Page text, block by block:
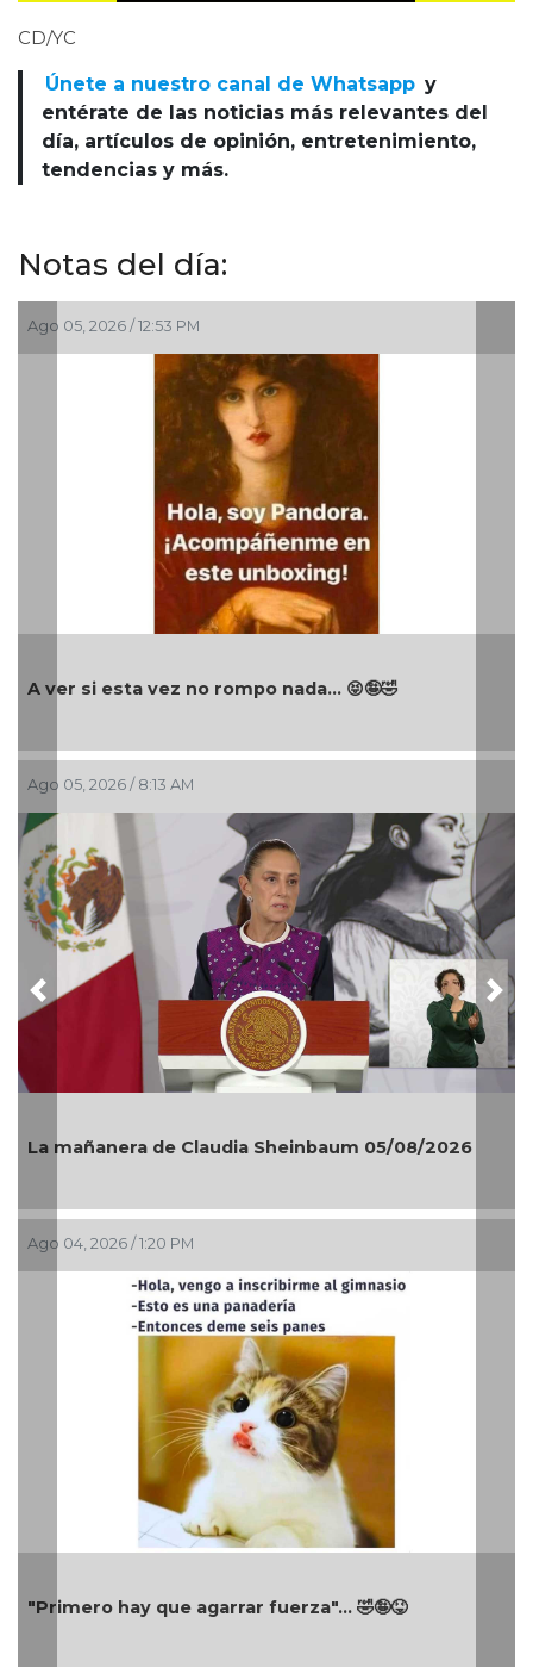
CD/YC
Únete a nuestro canal de Whatsapp y
entérate de las noticias más relevantes del
día, artículos de opinión, entretenimiento,
tendencias y más.
Notas del día:
Ago 05, 2026 / 12:53 PM
A ver si esta vez no rompo nada... 😝🤪🤣
Ago 05, 2026 / 8:13 AM
La mañanera de Claudia Sheinbaum 05/08/2026
Ago 04, 2026 / 1:20 PM
"Primero hay que agarrar fuerza"... 🤣🤪😝
Previous